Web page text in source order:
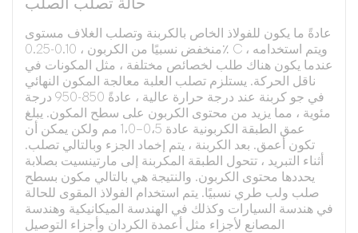
حالة تصلب الصلب
عادةً ما يكون للفولاذ الخاص بالكربنة وتصلب الغلاف مستوى
منخفض نسبيًا من الكربون ، 0.10-0.25٪ C ، ويتم استخدامه
عندما يكون هناك طلب لخصائص مختلفة ، مثل المكونات في
ناقل الحركة. يستلزم تصلب العلبة معالجة المكون النهائي
في جو كربنة عند درجة حرارة عالية ، عادةً 850-950 درجة
مئوية ، مما يزيد من محتوى الكربون على سطح المكون. يبلغ
عمق الطبقة الكربونية عادة 0،5–1،0 مم ولكن يمكن أن
تكون أعمق. بعد الكربنة ، يتم إخماد الجزء وبالتالي تصلب.
أثناء التبريد ، تتحول الطبقة المكربنة إلى مارتينسيت بصلابة
يحددها محتوى الكربون. والنتيجة هي بالتالي مكون بسطح
صلب ولب طري نسبيًا. يتم استخدام الفولاذ المقوى للحالة
في هندسة السيارات وكذلك في الهندسة الميكانيكية وهندسة
المصانع لأجزاء مثل أعمدة الكردان وأجزاء التوصيل